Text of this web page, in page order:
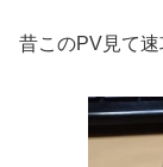
昔このPV見て速